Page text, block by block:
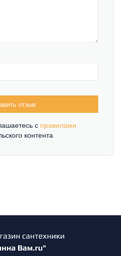
отзыв
c правилами
контента